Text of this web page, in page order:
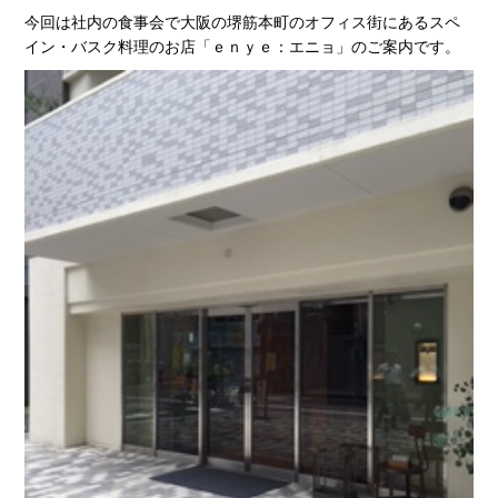
今回は社内の食事会で大阪の堺筋本町のオフィス街にあるスペ
イン・バスク料理のお店「ｅｎｙｅ：エニョ」のご案内です。